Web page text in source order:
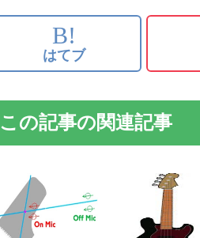
B!
はてブ
この記事の関連記事